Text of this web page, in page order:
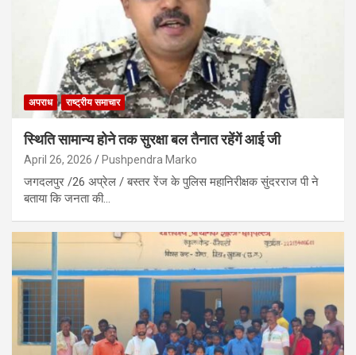
अपराध राष्ट्रीय समाचार
स्थिति सामान्य होने तक सुरक्षा बल तैनात रहेंगें आई जी
April 26, 2026 Pushpendra Marko
जगदलपुर /26 अप्रेल / बस्तर रेंज के पुलिस महानिरीक्षक सुंदरराज पी ने
बताया कि जनता की…